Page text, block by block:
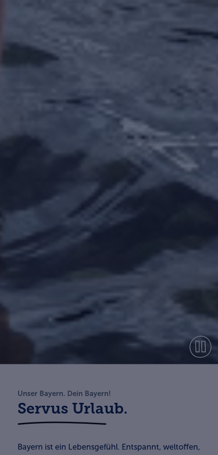
Unser Bayern. Dein Bayern!
Servus Urlaub.
Bayern ist ein Lebensgefühl. Entspannt, weltoffen,